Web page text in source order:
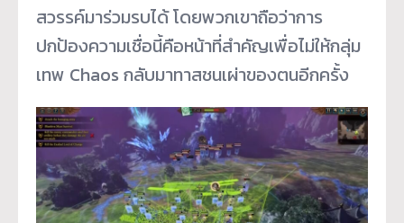
สวรรค์มาร่วมรบได้ โดยพวกเขาถือว่าการ
ปกป้องความเชื่อนี้คือหน้าที่สำคัญเพื่อไม่ให้กลุ่ม
เทพ Chaos กลับมาทาสชนเผ่าของตนอีกครั้ง